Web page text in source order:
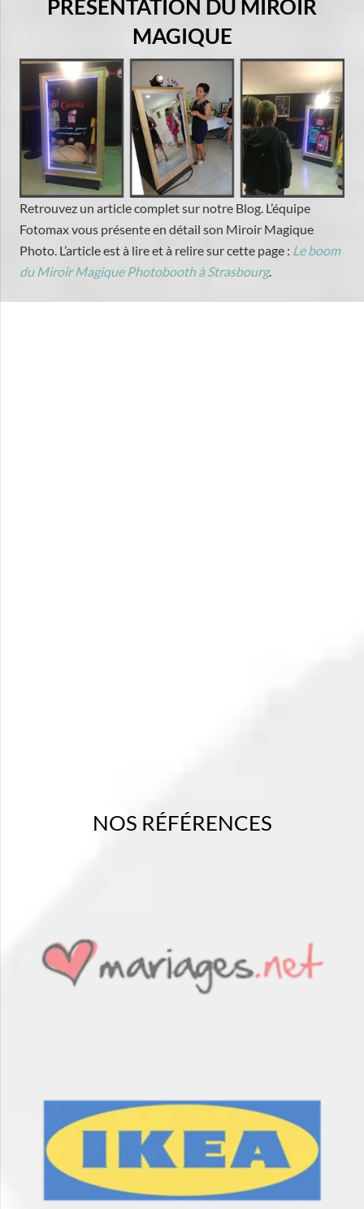
PRÉSENTATION DU MIROIR
MAGIQUE
Retrouvez un article complet sur notre Blog. L’équipe
Fotomax vous présente en détail son Miroir Magique
Photo. L’article est à lire et à relire sur cette page : Le boom
du Miroir Magique Photobooth à Strasbourg.
NOS RÉFÉRENCES